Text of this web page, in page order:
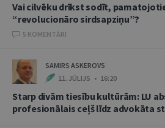
Vai cilvēku drīkst sodīt,
“revolucionāro sirdsapziņu”?
5 KOMENTĀRI
SAMIRS ASKEROVS
11. JŪLIJS • 16:20
Starp divām tiesību kultūrām: LU
profesionālais ceļš līdz advokāta